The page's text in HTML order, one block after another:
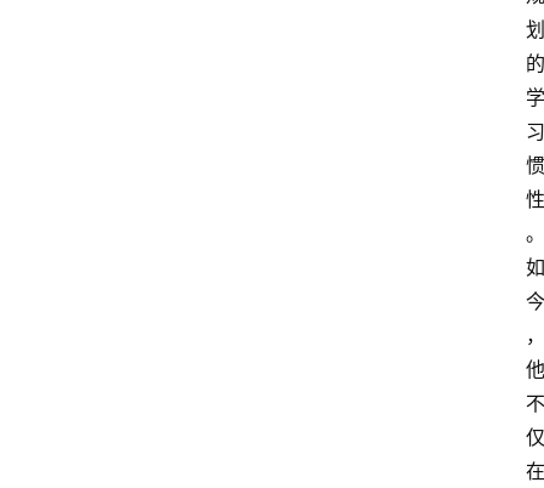
划
的
学
习
惯
性
。
如
今
，
他
不
仅
在